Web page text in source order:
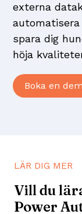
externa
spara dig
höja
Boka en
LÄR DIG MER
Vill du
Power